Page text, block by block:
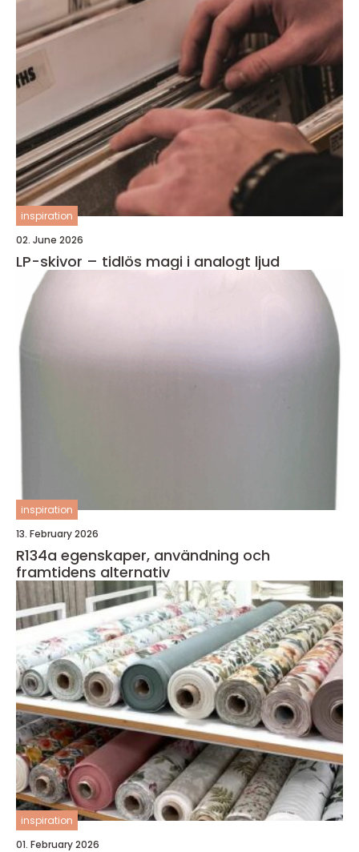
inspiration
02. June 2026
LP-skivor – tidlös magi i analogt ljud
inspiration
13. February 2026
R134a egenskaper, användning och
framtidens alternativ
inspiration
01. February 2026